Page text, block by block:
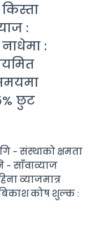
:
:
छुट
- संस्थाको क्षमता
- साँवाव्याज
व्याजमात्र
कोष शुल्क :